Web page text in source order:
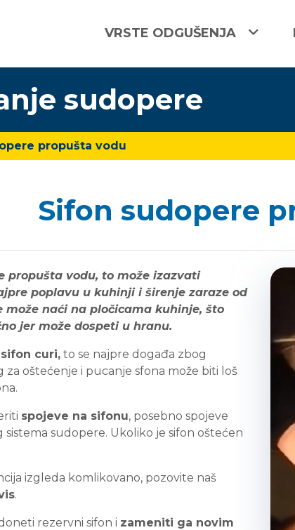
VRSTE ODGUŠENJA
sudopere
propušta vodu
Sifon sudopere
propušta vodu, to može izazvati
poplavu u kuhinji i širenje zaraze od
može naći na pločicama kuhinje, što
jer može dospeti u hranu.
sifon curi, to se najpre događa zbog
za oštećenje i pucanje sfona može biti loš
spojeve na sifonu, posebno spojeve
sudopere. Ukoliko je sifon oštećen
izgleda komlikovano, pozovite naš
.
rezervni sifon i zameniti ga novim